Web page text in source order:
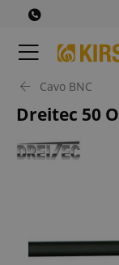
Cavo BNC
Dreitec 50